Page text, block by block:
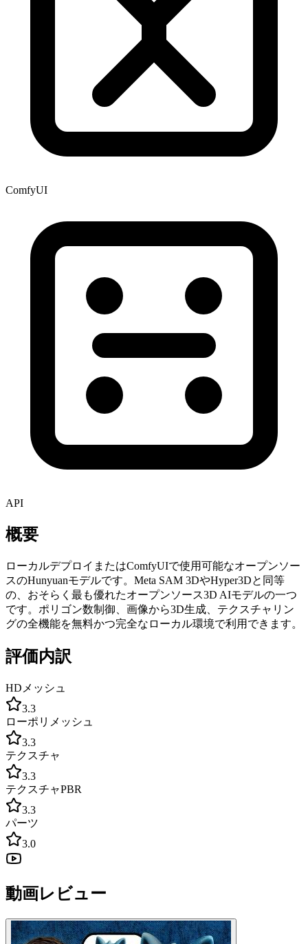
ComfyUI
API
概要
ローカルデプロイまたはComfyUIで使用可能なオープンソー
スのHunyuanモデルです。Meta SAM 3DやHyper3Dと同等
の、おそらく最も優れたオープンソース3D AIモデルの一つ
です。ポリゴン数制御、画像から3D生成、テクスチャリン
グの全機能を無料かつ完全なローカル環境で利用できます。
評価内訳
HDメッシュ
3.3
ローポリメッシュ
3.3
テクスチャ
3.3
テクスチャPBR
3.3
パーツ
3.0
動画レビュー